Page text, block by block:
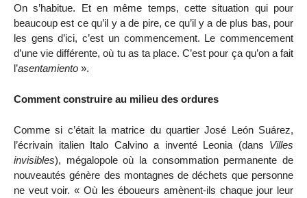
On s’habitue. Et en même temps, cette situation qui pour
beaucoup est ce qu’il y a de pire, ce qu’il y a de plus bas, pour
les gens d’ici, c’est un commencement. Le commencement
d’une vie différente, où tu as ta place. C’est pour ça qu’on a fait
l’asentamiento ».
Comment construire au milieu des ordures
Comme si c’était la matrice du quartier José León Suárez,
l’écrivain italien Italo Calvino a inventé Leonia (dans Villes
invisibles), mégalopole où la consommation permanente de
nouveautés génère des montagnes de déchets que personne
ne veut voir. « Où les éboueurs amènent-ils chaque jour leur